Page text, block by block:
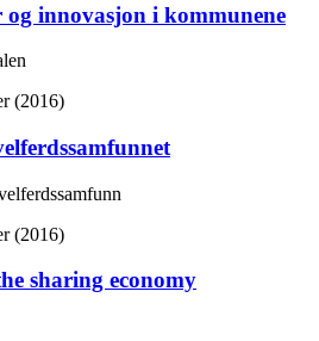
og innovasjon i kommunene
(2016)
(2016)
sharing economy